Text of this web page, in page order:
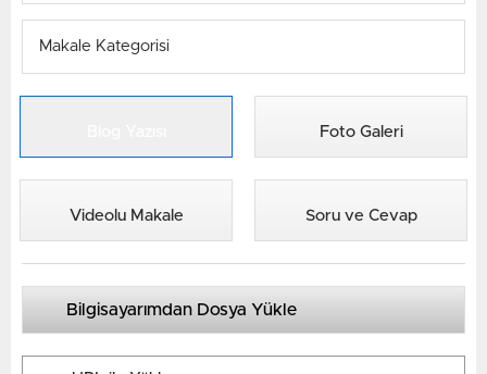
Foto Galeri
Videolu Makale Soru ve Cevap
Bilgisayarımdan Dosya Yükle